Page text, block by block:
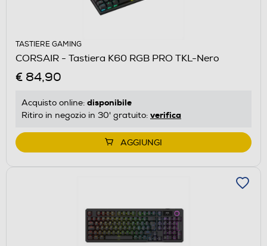
TASTIERE GAMING
CORSAIR - Tastiera K60 RGB PRO TKL-Nero
€ 84,90
Acquisto online: disponibile
Ritiro in negozio in 30' gratuito: verifica
AGGIUNGI